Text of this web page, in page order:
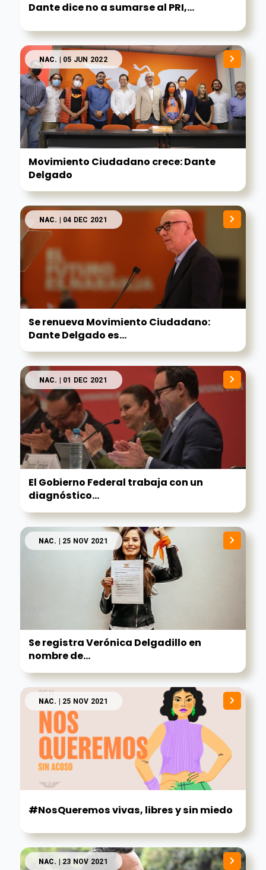
Dante dice no a sumarse al PRI,...
NAC. | 05 JUN 2022
Movimiento Ciudadano crece: Dante
Delgado
NAC. | 04 DEC 2021
Se renueva Movimiento Ciudadano:
Dante Delgado es...
NAC. | 01 DEC 2021
El Gobierno Federal trabaja con un
diagnóstico...
NAC. | 25 NOV 2021
Se registra Verónica Delgadillo en
nombre de...
NAC. | 25 NOV 2021
#NosQueremos vivas, libres y sin miedo
NAC. | 23 NOV 2021